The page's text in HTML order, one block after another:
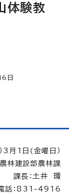
体験教
日
月1日(金曜日）
林建設部農林課
課長：土井 環
話：831-4916